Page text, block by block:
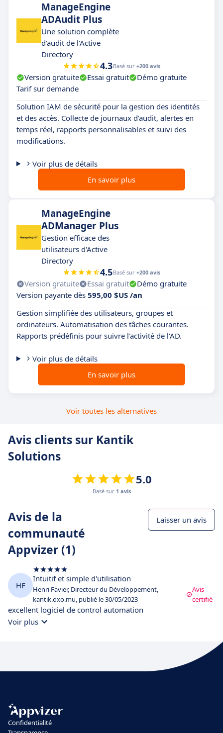
ManageEngine
ADAudit Plus
Une solution complète
d'audit de l'Active
Directory
4.3Basé sur +200 avis
Version gratuite Essai gratuit
Démo gratuite
Tarif sur demande
Solution IAM de sécurité pour la gestion des identités
et des accès. Collecte de journaux d'audit, alertes en
temps réel, rapports personnalisables et suivi des
modifications.
Voir plus de détails
En savoir plus
ManageEngine
ADManager Plus
Gestion efficace des
utilisateurs d'Active
Directory
4.5Basé sur +200 avis
Version gratuite Essai gratuit
Démo gratuite
Version payante dès 595,00 $US /an
Gestion simplifiée des utilisateurs, groupes et
ordinateurs. Automatisation des tâches courantes.
Rapports prédéfinis pour suivre l'activité de l'AD.
Voir plus de détails
En savoir plus
Voir toutes les alternatives
Avis clients sur Kantik
Solutions
5.0
Basé sur 1 avis
Avis de la
communauté
Appvizer (1)
Laisser un avis
HF
Intuitif et simple d'utilisation
Henri Favier, Directeur du Développement,
kantik.oxo.mu, publié le 30/05/2023
Avis
certifié
excellent logiciel de control automation
Voir plus
Confidentialité